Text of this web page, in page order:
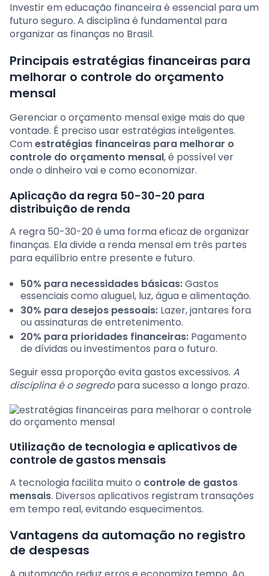
Investir em educação financeira é essencial para um
futuro seguro. A disciplina é fundamental para
organizar as finanças no Brasil.
Principais estratégias financeiras para
melhorar o controle do orçamento
mensal
Gerenciar o orçamento mensal exige mais do que
vontade. É preciso usar estratégias inteligentes.
Comestratégias financeiras para melhorar o
controle do orçamento mensal, é possível ver
onde o dinheiro vai e como economizar.
Aplicação da regra 50-30-20 para
distribuição de renda
A regra 50-30-20 é uma forma eficaz de organizar
finanças. Ela divide a renda mensal em três partes
para equilíbrio entre presente e futuro.
50% para necessidades básicas:Gastos
essenciais como aluguel, luz, água e alimentação.
30% para desejos pessoais: Lazer, jantares fora
ou assinaturas de entretenimento.
20% para prioridades financeiras: Pagamento
de dívidas ou investimentos para o futuro.
Seguir essa proporção evita gastos excessivos. A
disciplina é o segredopara sucesso a longo prazo.
Utilização de tecnologia e aplicativos de
controle de gastos mensais
A tecnologia facilita muito o controle de gastos
mensais. Diversos aplicativos registram transações
em tempo real, evitando esquecimentos.
Vantagens da automação no registro
de despesas